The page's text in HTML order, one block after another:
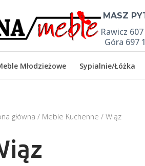
 MASZ
Rawicz
Góra 697
Młodzieżowe Sypialnie/Łóżka
główna / Meble Kuchenne / Wiąz